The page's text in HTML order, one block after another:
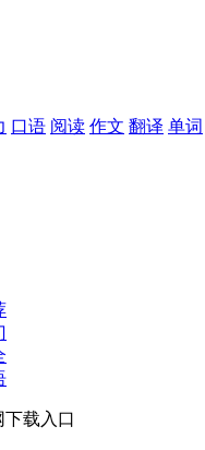
口语 阅读 作文 翻译 单词